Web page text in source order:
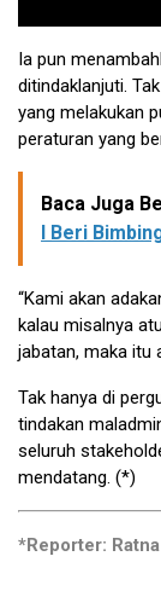
Ia pun
ditindaklanjuti.
yang melakukan
peraturan yang
Baca Juga
I Beri
“Kami akan
kalau misalnya
jabatan, maka itu
Tak hanya di
tindakan
seluruh
mendatang. (*)
*Reporter: Ratna